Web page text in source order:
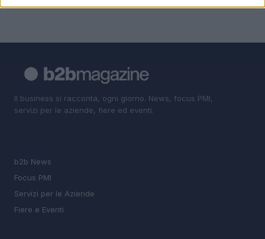
Il business si racconta, ogni giorno. News, focus PMI,
servizi per le aziende, fiere ed eventi.
b2b News
Focus PMI
Servizi per le Aziende
Fiere e Eventi